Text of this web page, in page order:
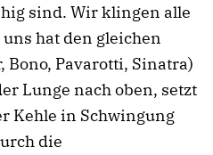
sind. Wir klingen alle
hat den gleichen
Bono, Pavarotti, Sinatra)
Lunge nach oben, setzt
Kehle in Schwingung
die